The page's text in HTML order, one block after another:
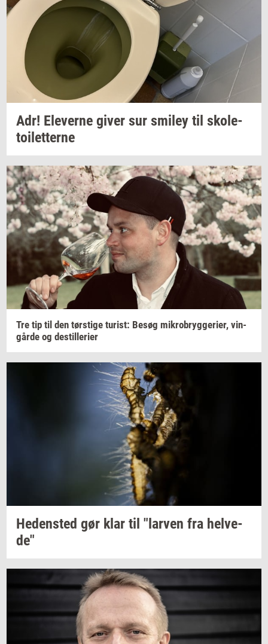
Adr! Ele­ver­ne giver sur smiley til sko­le­
toilet­ter­ne
Tre tip til den tørsti­ge turist: Besøg mi­kro­bryg­ge­ri­er, vin­
går­de og destil­le­ri­er
He­den­sted gør klar til "lar­ven fra hel­ve­
de"